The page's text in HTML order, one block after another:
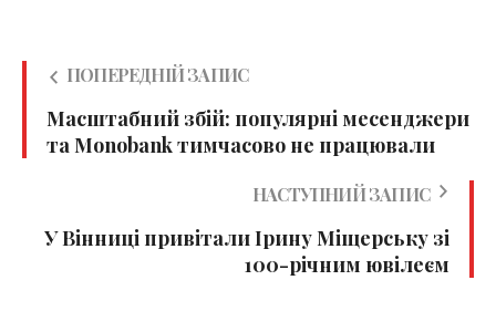
ПОПЕРЕДНІЙ ЗАПИС
Масштабний збій: популярні месенджери
та Monobank тимчасово не працювали
НАСТУПНИЙ ЗАПИС
У Вінниці привітали Ірину Міщерську зі
100-річним ювілеєм